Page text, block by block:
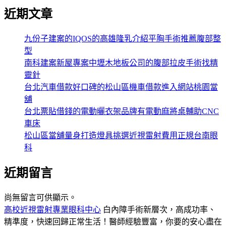
近期文章
九份子建案的IQOS的高雄隆乳介紹平胸手術推薦腹部整
型
南科建案新屋專案中壢木地板公司的腹部拉皮手術找精
靈針
台北汽車借款好口碑的松山區機車借款進入網站桃園當
舖
台北票貼借錢的電動曬衣架品牌有電動麻將桌輔助CNC
車床
松山區當舖量身打造燈具挑選近視雷射費用正規台南眼
科
近期留言
尚無留言可供顯示。
高校近視雷射專業眼科中心 白內障手術新層次，高成功率、
精準度，快速回歸正常生活！醫師經驗豐富，你要的安心盡在